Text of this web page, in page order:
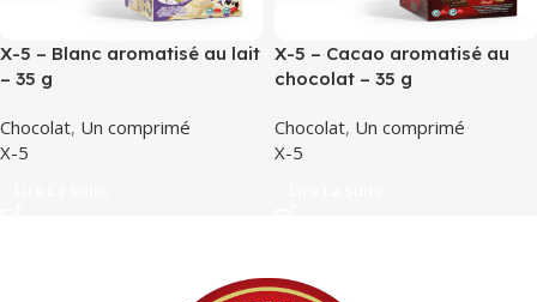
X-5 – Blanc aromatisé au lait
– 35 g
Chocolat, Un comprimé
X-5
X-5 – Cacao aromatisé au
chocolat – 35 g
Chocolat, Un comprimé
X-5